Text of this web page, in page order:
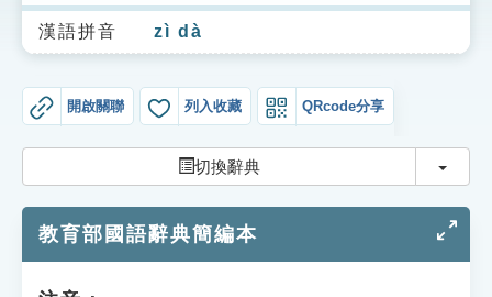
生字詞彙表
成語故事
索引選單
單字索引
漢語拼音 zì dà
開啟關聯 列入收藏 QRcode分享
切換辭典 切換
教育部國語辭典簡編本